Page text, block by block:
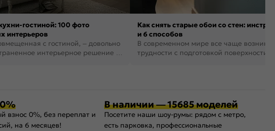
гостиной: 100 фото
интерьеров
с гостиной, – довольно
интерьерное решение в
Как снять старые обои со стен:
и 6 способов
В современном мире все чаще
трудности с подготовкой поверхности
взнос 0%, без переплат и
на 6 месяцев!
В наличии — 15685 моделей
Посетите наши шоу-румы: рядом с метро,
есть парковка, профессиональные